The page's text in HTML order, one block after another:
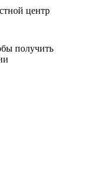
центр
получить